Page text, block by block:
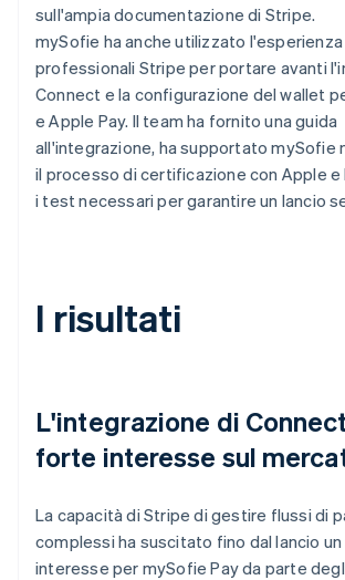
sull'ampia documentazione di Stripe.
mySofie ha anche utilizzato
professionali Stripe per portare avanti
Connect e la configurazione del wallet
e Apple Pay. Il team ha fornito una guida
all'integrazione, ha supportato mySofie
il processo di certificazione con Apple
i test necessari per garantire un lancio
I risultati
L'integrazione di
forte interesse sul
La capacità di Stripe di gestire flussi di
complessi ha suscitato fino dal lancio
interesse per mySofie Pay da parte